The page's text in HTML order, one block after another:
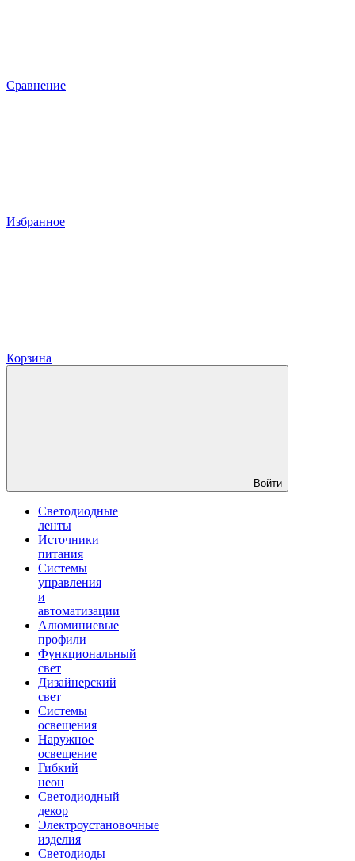
Сравнение
Избранное
Корзина
Войти
Светодиодные
ленты
Источники
питания
Системы
управления
и
автоматизации
Алюминиевые
профили
Функциональный
свет
Дизайнерский
свет
Системы
освещения
Наружное
освещение
Гибкий
неон
Светодиодный
декор
Электроустановочные
изделия
Светодиоды